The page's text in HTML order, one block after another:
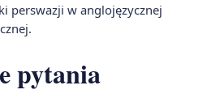
perswazji w anglojęzycznej
pytania